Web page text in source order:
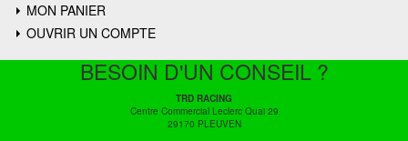
MON PANIER
OUVRIR UN COMPTE
BESOIN D'UN CONSEIL ?
TRD RACING
Centre Commercial Leclerc Quai 29
29170 PLEUVEN